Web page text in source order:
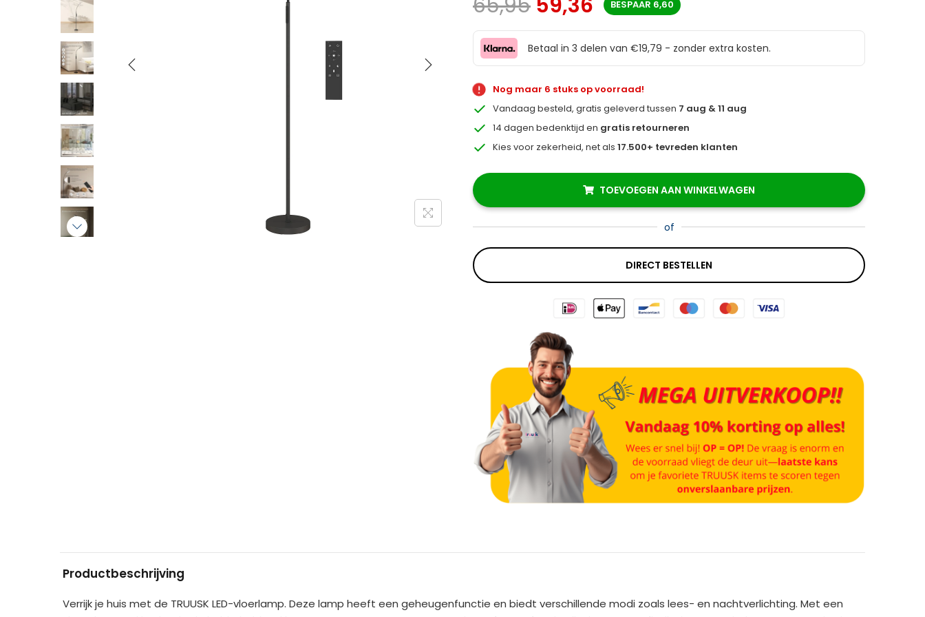
BESPAAR 6,60
Betaal in 3 delen van €19,79 - zonder extra kosten.
Nog maar 6 stuks op voorraad!
Vandaag besteld, gratis geleverd tussen 7 aug & 11 aug
14 dagen bedenktijd en gratis retourneren
Kies voor zekerheid, net als17.500+ tevreden klanten
TOEVOEGEN AAN WINKELWAGEN
of
DIRECT BESTELLEN
r
Productbeschrijving
Verrijk je huis met de TRUUSK LED-vloerlamp. Deze lamp heeft een geheugenfunctie en biedt verschillende modi zoals lees- en nachtverlichting. Met een